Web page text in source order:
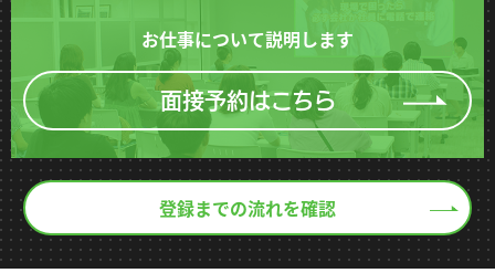
お仕事について説明します
面接予約はこちら
登録までの流れを確認